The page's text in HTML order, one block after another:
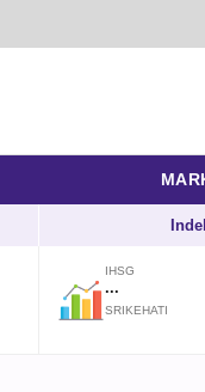
IHSG
...
SRIKEHATI